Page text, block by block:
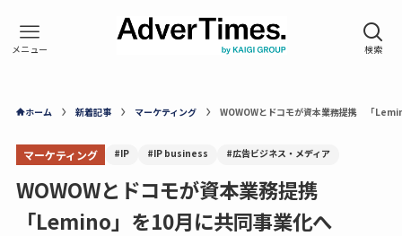
ホーム 新着記事 マーケティング WOWOWとドコモが資本業務提携 「
マーケティング #IP #IP business #広告ビジネス・メディア
WOWOWとドコモが資本業務提携
「Lemino」を10月に共同事業化へ